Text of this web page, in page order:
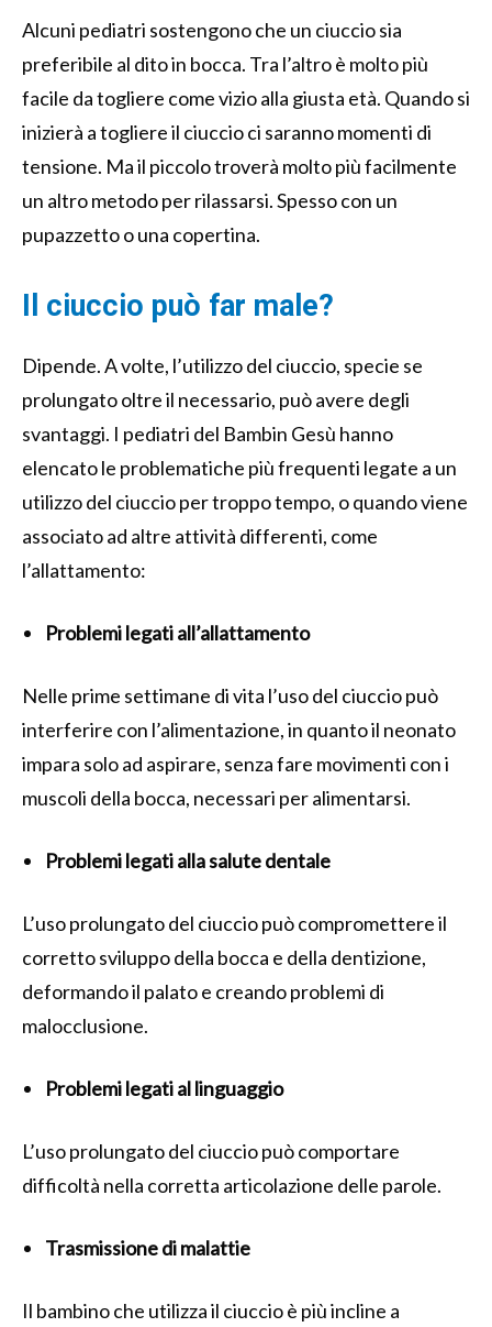
Alcuni pediatri sostengono che un ciuccio sia
preferibile al dito in bocca. Tra l’altro è molto più
facile da togliere come vizio alla giusta età. Quando si
inizierà a togliere il ciuccio ci saranno momenti di
tensione. Ma il piccolo troverà molto più facilmente
un altro metodo per rilassarsi. Spesso con un
pupazzetto o una copertina.
Il ciuccio può far male?
Dipende. A volte, l’utilizzo del ciuccio, specie se
prolungato oltre il necessario, può avere degli
svantaggi. I pediatri del Bambin Gesù hanno
elencato le problematiche più frequenti legate a un
utilizzo del ciuccio per troppo tempo, o quando viene
associato ad altre attività differenti, come
l’allattamento:
Problemi legati all’allattamento
Nelle prime settimane di vita l’uso del ciuccio può
interferire con l’alimentazione, in quanto il neonato
impara solo ad aspirare, senza fare movimenti con i
muscoli della bocca, necessari per alimentarsi.
Problemi legati alla salute dentale
L’uso prolungato del ciuccio può compromettere il
corretto sviluppo della bocca e della dentizione,
deformando il palato e creando problemi di
malocclusione.
Problemi legati al linguaggio
L’uso prolungato del ciuccio può comportare
difficoltà nella corretta articolazione delle parole.
Trasmissione di malattie
Il bambino che utilizza il ciuccio è più incline a